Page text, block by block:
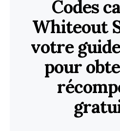
Codes
Whiteout
votre
pour